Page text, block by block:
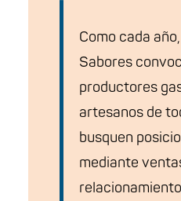
Como cada
Sabores
productores
artesanos de
busquen
mediante